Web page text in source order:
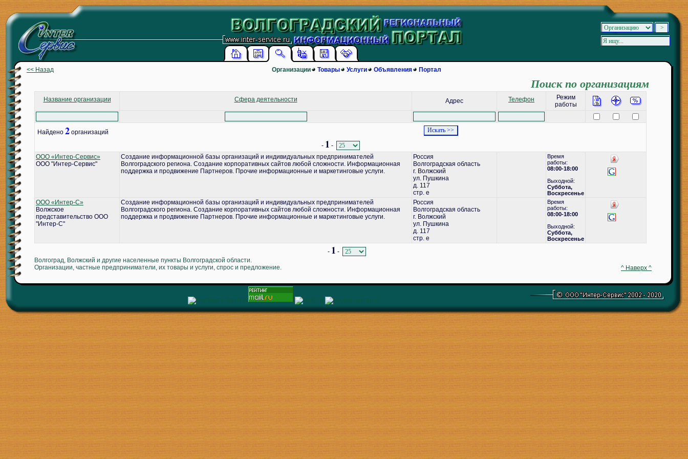
<< Назад Организации Товары Услуги Объявления Портал
Поиск по организациям
Название организации Сфера деятельности Адрес Телефон
Режим
работы
Найдено 2 организаций
- 1 -
ООО «Интер-Сервис»
ООО "Интер-Сервис"
Создание информационной базы организаций и индивидуальных предпринимателей
Волгоградского региона. Создание корпоративных сайтов любой сложности. Информационная
поддержка и продвижение Партнеров. Прочие информационные и маркетинговые услуги.
Россия
Волгоградская область
г. Волжский
ул. Пушкина
д. 117
стр. е
Время
работы:
08:00-18:00
Выходной:
Суббота,
Воскресенье
ООО «Интер-С»
Волжское
представительство ООО
"Интер-С"
Создание информационной базы организаций и индивидуальных предпринимателей
Волгоградского региона. Создание корпоративных сайтов любой сложности. Информационная
поддержка и продвижение Партнеров. Прочие информационные и маркетинговые услуги.
Россия
Волгоградская область
г. Волжский
ул. Пушкина
д. 117
стр. е
Время
работы:
08:00-18:00
Выходной:
Суббота,
Воскресенье
- 1 -
Волгоград, Волжский и другие населенные пункты Волгоградской области.
Организации, частные предприниматели, их товары и услуги, спрос и предложение.
^ Наверх ^